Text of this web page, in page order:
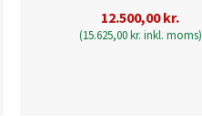
12.500,00kr.
(15.625,00kr. inkl. moms)